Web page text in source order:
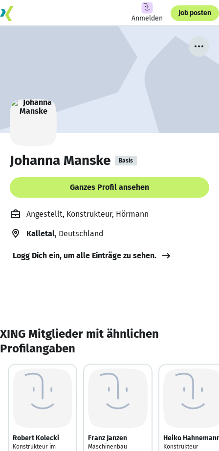
Anmelden
Job posten
Johanna Manske Basis
Ganzes Profil ansehen
Angestellt, Konstrukteur, Hörmann
Kalletal, Deutschland
Logg Dich ein, um alle Einträge zu sehen.
XING Mitglieder mit ähnlichen
Profilangaben
Robert Kolecki
Konstrukteur im
Franz Janzen
Maschinenbau
Heiko
Konstrukteur